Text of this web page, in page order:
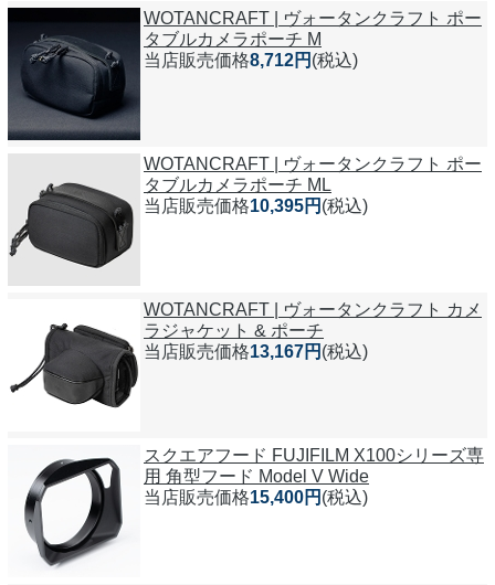
WOTANCRAFT | ヴォータンクラフト ポー
タブルカメラポーチ M
当店販売価格8,712円 (税込)
WOTANCRAFT | ヴォータンクラフト ポー
タブルカメラポーチ ML
当店販売価格10,395円 (税込)
WOTANCRAFT | ヴォータンクラフト カメ
ラジャケット & ポーチ
当店販売価格13,167円 (税込)
スクエアフード FUJIFILM X100シリーズ専
用 角型フード Model V Wide
当店販売価格15,400円 (税込)